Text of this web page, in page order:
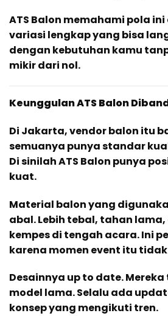
ATS Balon memahami pola
variasi lengkap yang bisa
dengan kebutuhan kamu
mikir dari nol.
Keunggulan ATS Balon
Di Jakarta, vendor balon itu
semuanya punya standar
Di sinilah ATS Balon punya
kuat.
Material balon yang
abal. Lebih tebal, tahan
kempes di tengah acara. Ini
karena momen event itu
Desainnya up to date.
model lama. Selalu ada
konsep yang mengikuti tren.